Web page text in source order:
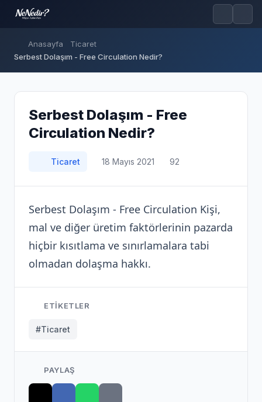
Anasayfa
Ticaret
Serbest Dolaşım - Free Circulation Nedir?
Serbest Dolaşım - Free
Circulation Nedir?
Ticaret 18 Mayıs 2021 92
Serbest Dolaşım - Free Circulation Kişi,
mal ve diğer üretim faktörlerinin pazarda
hiçbir kısıtlama ve sınırlamalara tabi
olmadan dolaşma hakkı.
ETIKETLER
#Ticaret
PAYLAŞ